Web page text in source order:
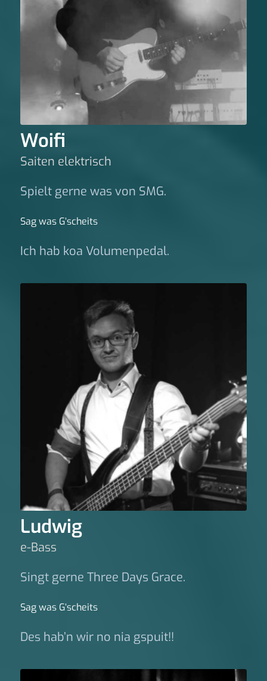
Woifi
Saiten elektrisch
Spielt gerne was von SMG.
Sag was G‘scheits
Ich hab koa Volumenpedal.
Ludwig
e-Bass
Singt gerne Three Days Grace.
Sag was G‘scheits
Des hab’n wir no nia gspuit!!